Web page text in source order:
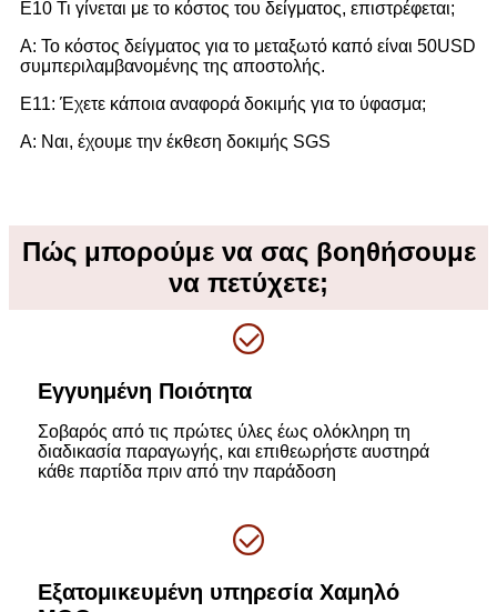
Ε10 Τι γίνεται με το κόστος του δείγματος, επιστρέφεται;
Α: Το κόστος δείγματος για το μεταξωτό καπό είναι 50USD
συμπεριλαμβανομένης της αποστολής.
Ε11: Έχετε κάποια αναφορά δοκιμής για το ύφασμα;
Α: Ναι, έχουμε την έκθεση δοκιμής SGS
Πώς μπορούμε να σας βοηθήσουμε
να πετύχετε;
Εγγυημένη Ποιότητα
Σοβαρός από τις πρώτες ύλες έως ολόκληρη τη
διαδικασία παραγωγής, και επιθεωρήστε αυστηρά
κάθε παρτίδα πριν από την παράδοση
Εξατομικευμένη υπηρεσία Χαμηλό